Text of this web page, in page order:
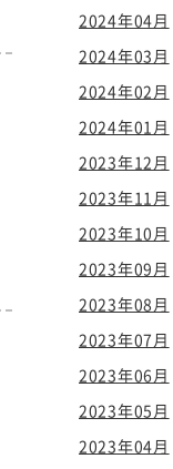
2024年04月
2024年03月
2024年02月
2024年01月
2023年12月
2023年11月
2023年10月
2023年09月
2023年08月
2023年07月
2023年06月
2023年05月
2023年04月